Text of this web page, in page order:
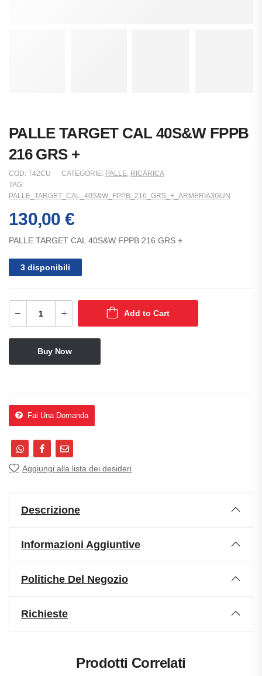
PALLE TARGET CAL 40S&W FPPB
216 GRS +
COD: T42CU CATEGORIE: PALLE, RICARICA
TAG:
PALLE_TARGET_CAL_40S&W_FPPB_216_GRS_+_ARMERIA3GUN
130,00 €
PALLE TARGET CAL 40S&W FPPB 216 GRS +
3 disponibili
Add to Cart
Buy Now
Fai Una Domanda
Aggiungi alla lista dei desideri
Descrizione
Informazioni Aggiuntive
Politiche Del Negozio
Richieste
Prodotti Correlati